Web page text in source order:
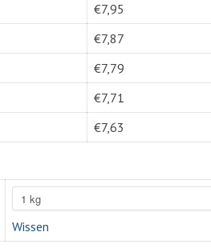
€7,95
€7,87
€7,79
€7,71
€7,63
Wissen